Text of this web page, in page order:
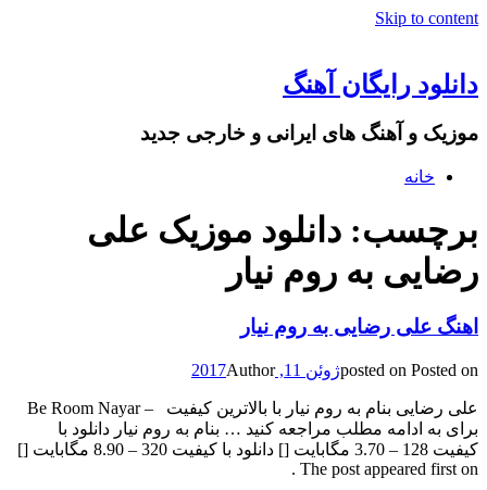
Skip to content
دانلود رایگان آهنگ
موزیک و آهنگ های ایرانی و خارجی جدید
خانه
برچسب: دانلود موزیک علی
رضایی به روم نیار
اهنگ علی رضایی به روم نیار
posted on Posted on ژوئن 11, 2017 Author
علی رضایی بنام به روم نیار با بالاترین کیفیت – Be Room Nayar
برای به ادامه مطلب مراجعه کنید … بنام به روم نیار دانلود با
کیفیت 128 – 3.70 مگابایت [] دانلود با کیفیت 320 – 8.90 مگابایت []
The post appeared first on .